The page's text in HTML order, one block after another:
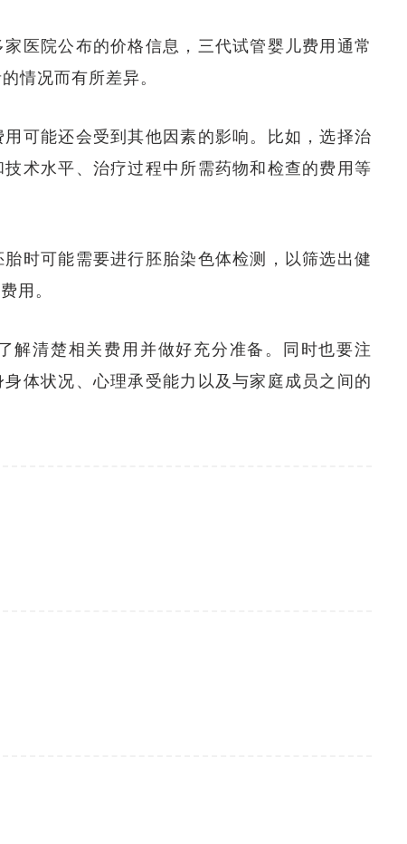
医院公布的价格信息，三代试管婴儿费用通常
情况而有所差异。
可能还会受到其他因素的影响。比如，选择治
术水平、治疗过程中所需药物和检查的费用等
时可能需要进行胚胎染色体检测，以筛选出健
用。
解清楚相关费用并做好充分准备。同时也要注
体状况、心理承受能力以及与家庭成员之间的